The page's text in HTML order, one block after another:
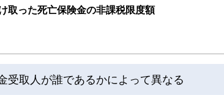
の生活資金の準備や使い方のテーマを中心に、個別相談、セミナ
取った死亡保険金の非課税限度額
受取人が誰であるかによって異なる